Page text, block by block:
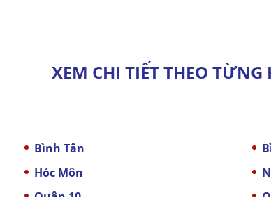
XEM CHI TIẾT THEO
Bình Tân
Hóc Môn